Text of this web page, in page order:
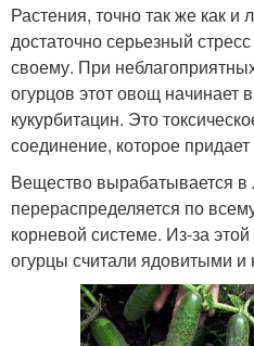
Растения, точно так же как
достаточно серьезный
своему. При
огурцов этот овощ начинает
кукурбитацин. Это
соединение, которое
Вещество вырабатывается в
перераспределяется по
корневой системе. Из-за
огурцы считали ядовитыми